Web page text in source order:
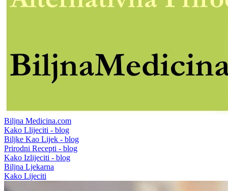
Biljna Medicina.com
Kako Llijeciti - blog
Biljke Kao Lijek - blog
Prirodni Recepti - blog
Kako Izlijeciti - blog
Biljna Ljekarna
Kako Lijeciti